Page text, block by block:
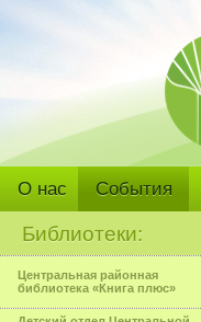
О нас События
Библиотеки:
Центральная районная
библиотека «Книга плюс»